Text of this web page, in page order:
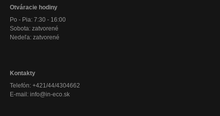
Otváracie hodiny
Po - Pia: 7:30 - 16:00
Sobota: zatvorené
Nedeľa: zatvorené
Kontakty
Telefón: +421/44/4304662
E-mail: info@in-eco.sk